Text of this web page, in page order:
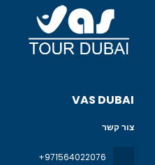
VAS DUBAI
צור קשר
+971564022076